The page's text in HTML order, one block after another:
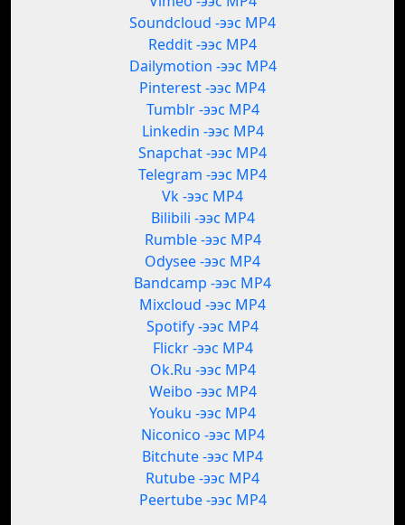
Soundcloud -ээс MP4
Reddit -ээс MP4
Dailymotion -ээс MP4
Pinterest -ээс MP4
Tumblr -ээс MP4
Linkedin -ээс MP4
Snapchat -ээс MP4
Telegram -ээс MP4
Vk -ээс MP4
Bilibili -ээс MP4
Rumble -ээс MP4
Odysee -ээс MP4
Bandcamp -ээс MP4
Mixcloud -ээс MP4
Spotify -ээс MP4
Flickr -ээс MP4
Ok.Ru -ээс MP4
Weibo -ээс MP4
Youku -ээс MP4
Niconico -ээс MP4
Bitchute -ээс MP4
Rutube -ээс MP4
Peertube -ээс MP4